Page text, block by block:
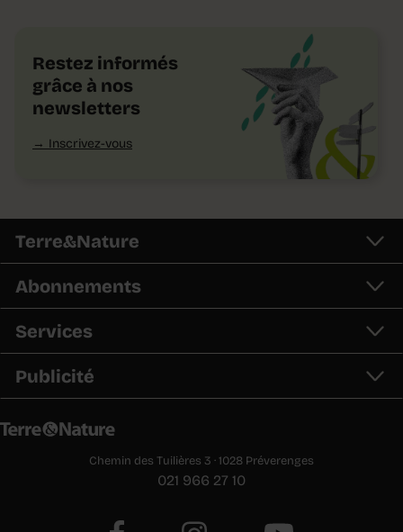
Restez informés
grâce à nos
newsletters
Inscrivez-vous
Terre&Nature
Abonnements
Services
Publicité
Chemin des Tuilières 3 · 1028 Préverenges
021 966 27 10